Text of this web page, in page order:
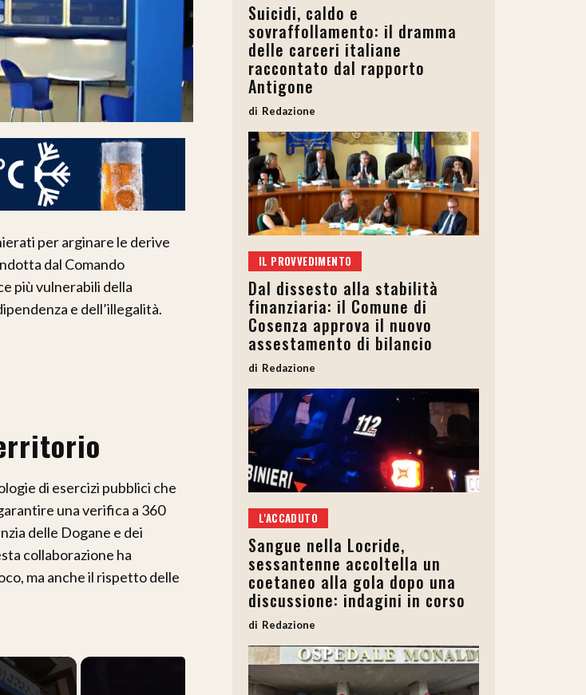
per arginare le derive
dal Comando
più vulnerabili della
e dell’illegalità.
di esercizi pubblici che
una verifica a 360
delle Dogane e dei
collaborazione ha
ma anche il rispetto delle
Suicidi, caldo e
sovraffollamento: il dramma
delle carceri italiane
raccontato dal rapporto
Antigone
Redazione
IL PROVVEDIMENTO
Dal dissesto alla stabilità
finanziaria: il Comune di
Cosenza approva il nuovo
assestamento di bilancio
Redazione
L'ACCADUTO
Sangue nella Locride,
sessantenne accoltella un
coetaneo alla gola dopo una
discussione: indagini in corso
Redazione